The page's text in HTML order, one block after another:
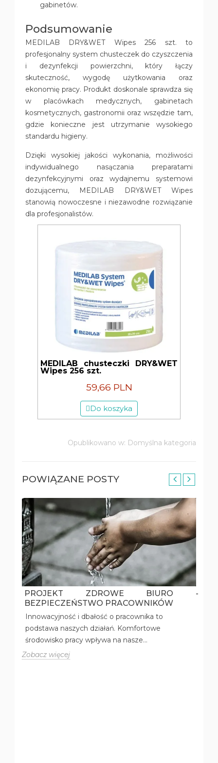
gabinetów.
Podsumowanie
MEDILAB DRY&WET Wipes 256 szt. to
profesjonalny system chusteczek do czyszczenia
i dezynfekcji powierzchni, który łączy
skuteczność, wygodę użytkowania oraz
ekonomię pracy. Produkt doskonale sprawdza się
w placówkach medycznych, gabinetach
kosmetycznych, gastronomii oraz wszędzie tam,
gdzie konieczne jest utrzymanie wysokiego
standardu higieny.
Dzięki wysokiej jakości wykonania, możliwości
indywidualnego nasączania preparatami
dezynfekcyjnymi oraz wydajnemu systemowi
dozującemu, MEDILAB DRY&WET Wipes
stanowią nowoczesne i niezawodne rozwiązanie
dla profesjonalistów.
MEDILAB chusteczki DRY&WET
Wipes 256 szt.
59,66 PLN
Do koszyka
Opublikowano w: Domyślna kategoria
POWIĄZANE POSTY
PROJEKT ZDROWE BIURO -
BEZPIECZEŃSTWO PRACOWNIKÓW
Innowacyjność i dbałość o pracownika to
podstawa naszych działań. Komfortowe
środowisko pracy wpływa na nasze...
Zobacz więcej